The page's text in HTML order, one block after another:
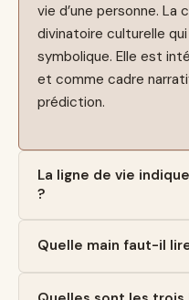
vie d’une personne.
divinatoire culturelle
symbolique. Elle est
et comme cadre
prédiction.
La ligne de vie
?
Quelle main faut-il